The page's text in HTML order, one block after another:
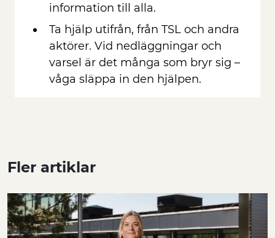
information till alla.
Ta hjälp utifrån, från TSL och andra
aktörer. Vid nedläggningar och
varsel är det många som bryr sig –
våga släppa in den hjälpen.
Fler artiklar